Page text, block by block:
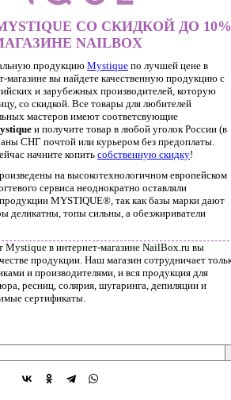
СО СКИДКОЙ ДО 10%
NAILBOX
продукцию Mystique по лучшей цене в
магазине вы найдете качественную продукцию с
и зарубежных производителей, которую
со скидкой. Все товары для любителей
мастеров имеют соответсвующие
и получите товар в любой уголок России (в
СНГ почтой или курьером без предоплаты.
начните копить собственную скидку!
на высокотехнологичном европейском
сервиса неоднократно оставляли
MYSTIQUE®, так как базы марки дают
деликатны, топы сильны, а обезжириватели
в интернет-магазине NailBox.ru вы
продукции. Наш магазин сотрудничает
и производителями, и вся продукция для
ресниц, солярия, шугаринга, депиляции и
сертификаты.